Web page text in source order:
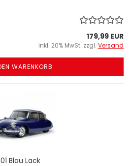
179,99 EUR
inkl. 20% MwSt. zzgl. Versand
WARENKORB
Blau Lack